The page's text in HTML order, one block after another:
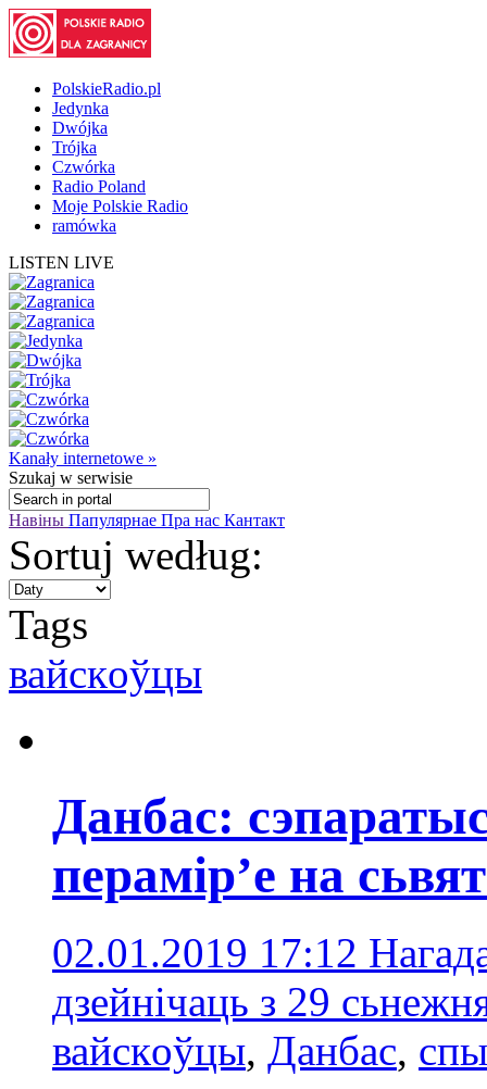
PolskieRadio.pl
Jedynka
Dwójka
Trójka
Czwórka
Radio Poland
Moje Polskie Radio
ramówka
LISTEN LIVE
Kanały internetowe »
Szukaj w serwisie
Навіны Папулярнае Пра нас Кантакт
Sortuj według:
Tags
вайскoўцы
Данбас:
перамір’е на
02.01.2019 17:12
дзейнічаць з 29
вайскoўцы, Данбас,